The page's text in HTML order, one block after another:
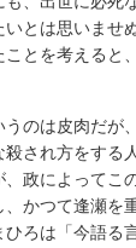
とは思いませ
とを考えると
のは皮肉だが
され方をする
政によってこ
かつて逢瀬を
ろは「今語る